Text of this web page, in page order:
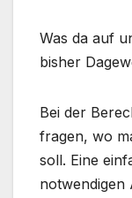
Was da auf
bisher
Bei der
fragen, wo
soll. Eine
notwendigen